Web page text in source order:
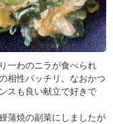
一わのニラが食べられ
相性バッチリ。なおかつ
スも良い献立で好きで
蒲焼の副菜にしましたが